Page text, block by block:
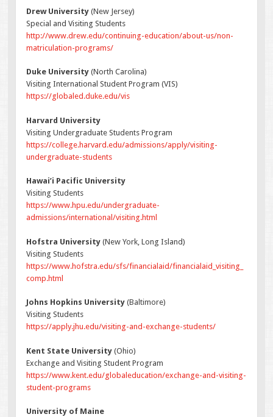
Drew University (New Jersey)
Special and Visiting Students
http://www.drew.edu/continuing-education/about-us/non-
matriculation-programs/
Duke University(North Carolina)
Visiting International Student Program (VIS)
https://globaled.duke.edu/vis
Harvard University
Visiting Undergraduate Students Program
https://college.harvard.edu/admissions/apply/visiting-
undergraduate-students
Hawai’i Pacific University
Visiting Students
https://www.hpu.edu/undergraduate-
admissions/international/visiting.html
Hofstra University (New York, Long Island)
Visiting Students
https://www.hofstra.edu/sfs/financialaid/financialaid_visiting_
comp.html
Johns Hopkins University (Baltimore)
Visiting Students
https://apply.jhu.edu/visiting-and-exchange-students/
Kent State University (Ohio)
Exchange and Visiting Student Program
https://www.kent.edu/globaleducation/exchange-and-visiting-
student-programs
University of Maine